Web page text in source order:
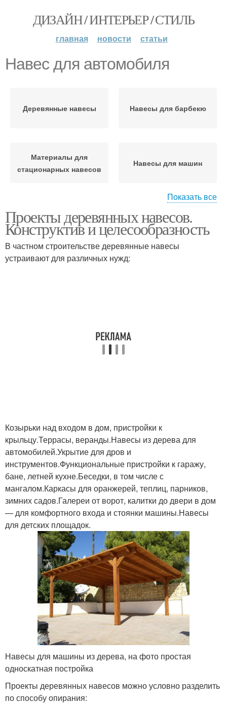
ДИЗАЙН / ИНТЕРЬЕР / СТИЛЬ
главная новости статьи
Навес для автомобиля
Деревянные навесы Навесы для барбекю
Материалы для
стационарных навесов
Навесы для машин
Деревянный навес Навес к дому
Показать все
Проекты деревянных навесов.
Конструктив и целесообразность
В частном строительстве деревянные навесы
устраивают для различных нужд:
Козырьки над входом в дом, пристройки к
крыльцу.Террасы, веранды.Навесы из дерева для
автомобилей.Укрытие для дров и
инструментов.Функциональные пристройки к гаражу,
бане, летней кухне.Беседки, в том числе с
мангалом.Каркасы для оранжерей, теплиц, парников,
зимних садов.Галереи от ворот, калитки до двери в дом
— для комфортного входа и стоянки машины.Навесы
для детских площадок.
Навесы для машины из дерева, на фото простая
односкатная постройка
Проекты деревянных навесов можно условно разделить
по способу опирания: